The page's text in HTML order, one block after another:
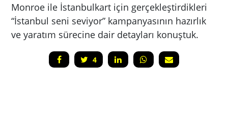
Monroe ile İstanbulkart için gerçekleştirdikleri
“İstanbul seni seviyor” kampanyasının hazırlık
ve yaratım sürecine dair detayları konuştuk.
4